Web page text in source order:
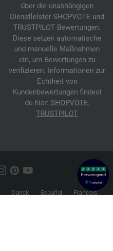
über die unabhängigen
Dienstleister SHOPVOTE und
TRUSTPILOT Bewertungen.
Diese setzen automatische
und manuelle Maßnahmen
ein, um Bewertungen zu
verifizieren. Informationen zur
Echtheit von
Kundenbewertungen findest
du hier: SHOPVOTE,
TRUSTPILOT
Dansk Español
Français